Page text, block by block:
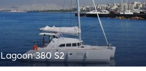
Lagoon 380 S2